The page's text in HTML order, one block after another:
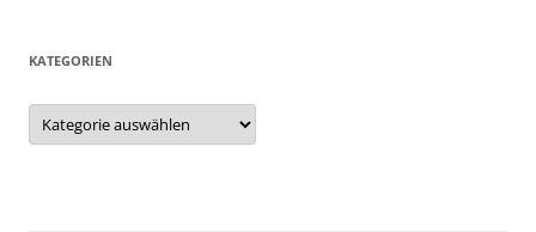
KATEGORIEN
Kategorien